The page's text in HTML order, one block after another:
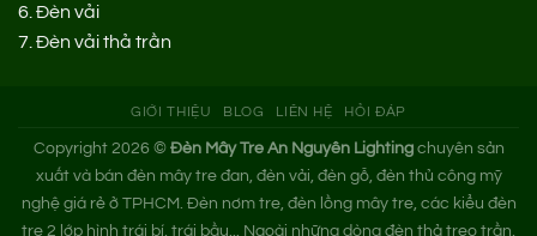
6. Đèn vải
7. Đèn vải thả trần
GIỚI THIỆU BLOG LIÊN HỆ HỎI ĐÁP
Copyright 2026 © Đèn Mây Tre An Nguyên Lightingchuyên sản
xuất và bán đèn mây tre đan, đèn vải, đèn gỗ, đèn thủ công mỹ
nghệ giá rẻ ở TPHCM. Đèn nơm tre, đèn lồng mây tre, các kiểu đèn
tre 2 lớp hình trái bí, trái bầu... Ngoài những dòng đèn thả treo trần,